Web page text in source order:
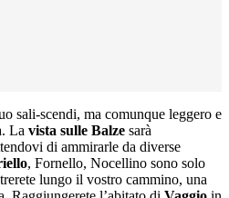
sali-scendi, ma comunque leggero e
La vista sulle Balze sarà
di ammirarle da diverse
, Fornello, Nocellino sono solo
lungo il vostro cammino, una